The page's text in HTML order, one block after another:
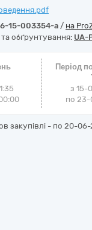
15-003354-a / на
та обґрунтування: UA-
Період
з 15-
по 23-
закупівлі - по 20-06-